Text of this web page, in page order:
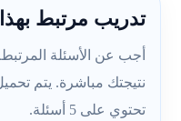
تدريب مرتبط
أجب عن الأسئلة
نتيجتك مباشرة. يتم
تحتوي على 5 أسئلة.